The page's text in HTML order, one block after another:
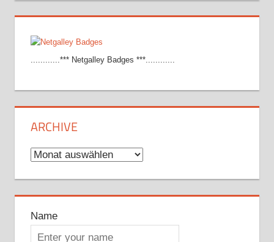
............*** Netgalley Badges ***............
ARCHIVE
Archive
Name